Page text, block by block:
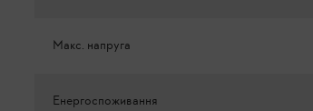
Макс. напруга
Енергоспоживання